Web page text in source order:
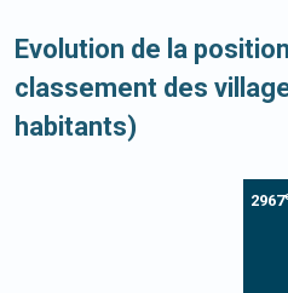
Evolution de la
classement des
habitants)
2967